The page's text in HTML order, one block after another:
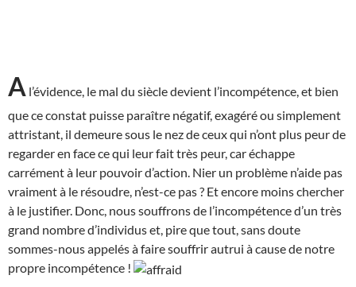
A l’évidence, le mal du siècle devient l’incompétence, et bien
que ce constat puisse paraître négatif, exagéré ou simplement
attristant, il demeure sous le nez de ceux qui n’ont plus peur de
regarder en face ce qui leur fait très peur, car échappe
carrément à leur pouvoir d’action. Nier un problème n’aide pas
vraiment à le résoudre, n’est-ce pas ? Et encore moins chercher
à le justifier. Donc, nous souffrons de l’incompétence d’un très
grand nombre d’individus et, pire que tout, sans doute
sommes-nous appelés à faire souffrir autrui à cause de notre
propre incompétence !